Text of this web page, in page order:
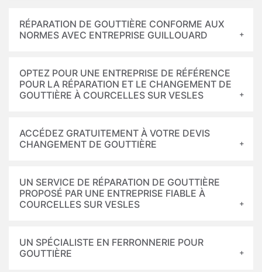
RÉPARATION DE GOUTTIÈRE CONFORME AUX
NORMES AVEC ENTREPRISE GUILLOUARD
OPTEZ POUR UNE ENTREPRISE DE RÉFÉRENCE
POUR LA RÉPARATION ET LE CHANGEMENT DE
GOUTTIÈRE À COURCELLES SUR VESLES
ACCÉDEZ GRATUITEMENT À VOTRE DEVIS
CHANGEMENT DE GOUTTIÈRE
UN SERVICE DE RÉPARATION DE GOUTTIÈRE
PROPOSÉ PAR UNE ENTREPRISE FIABLE À
COURCELLES SUR VESLES
UN SPÉCIALISTE EN FERRONNERIE POUR
GOUTTIÈRE